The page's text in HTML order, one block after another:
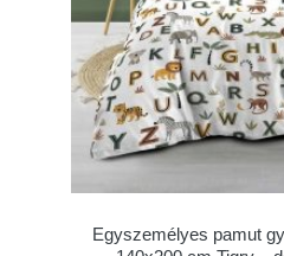
Egyszemélyes pamut